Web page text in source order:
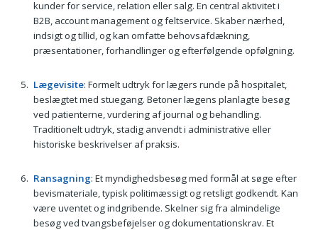
kunder for service, relation eller salg. En central aktivitet i
B2B, account management og feltservice. Skaber nærhed,
indsigt og tillid, og kan omfatte behovsafdækning,
præsentationer, forhandlinger og efterfølgende opfølgning.
Lægevisite: Formelt udtryk for lægers runde på hospitalet,
beslægtet med stuegang. Betoner lægens planlagte besøg
ved patienterne, vurdering af journal og behandling.
Traditionelt udtryk, stadig anvendt i administrative eller
historiske beskrivelser af praksis.
Ransagning: Et myndighedsbesøg med formål at søge efter
bevismateriale, typisk politimæssigt og retsligt godkendt. Kan
være uventet og indgribende. Skelner sig fra almindelige
besøg ved tvangsbeføjelser og dokumentationskrav. Et